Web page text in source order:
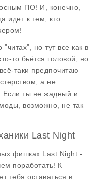
ПО! И, конечно,
идет к тем, кто
но тут все как в
то бьётся головой, но
таки предпочитаю
а не
Если ты не жадный и
моды, возможно, не так
Last Night
фишках Last Night -
поработать! К
тебя оставаться в